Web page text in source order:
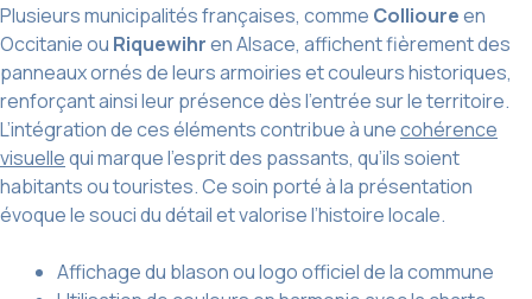
Plusieurs municipalités françaises, comme Collioureen
Occitanie ou Riquewihren Alsace, affichent fièrement des
panneaux ornés de leurs armoiries et couleurs historiques,
renforçant ainsi leur présence dès l’entrée sur le territoire.
L’intégration de ces éléments contribue à unecohérence
visuellequi marque l’esprit des passants, qu’ils soient
habitants ou touristes. Ce soin porté à la présentation
évoque le souci du détail et valorise l’histoire locale.
Affichage du blason ou logo officiel de la commune